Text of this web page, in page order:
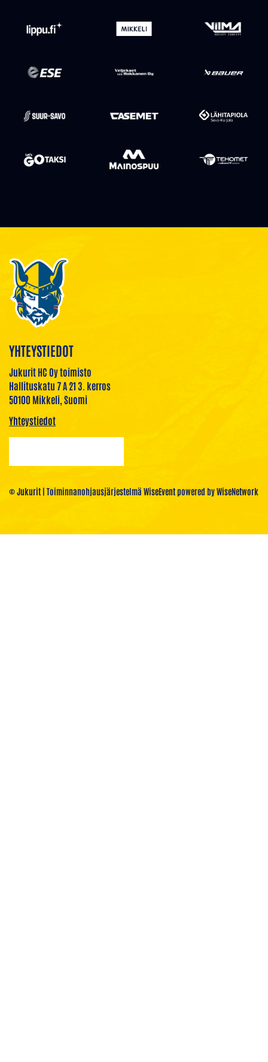
YHTEYSTIEDOT
Jukurit HC Oy toimisto
Hallituskatu 7 A 21 3. kerros
50100 Mikkeli, Suomi
Yhteystiedot
© Jukurit | Toiminnanohjausjärjestelmä WiseEventpowered byWiseNetwork